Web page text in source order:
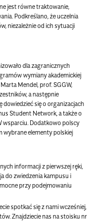
jest równe traktowanie,
Podkreślano, że uczelnia
niezależnie od ich sytuacji
dla zagranicznych
wymiany akademickiej
Mendel, prof. SGGW,
a następnie
dowiedzieć się o organizacjach
Student Network, a także o
wsparciu. Dodatkowo polscy
wybrane elementy polskiej
informacji z pierwszej ręki,
do zwiedzenia kampusu i
przy podejmowaniu
spotkać się z nami wcześniej,
Znajdziecie nas na stoisku nr